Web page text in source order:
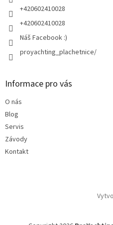
+420602410028
+420602410028
Náš Facebook :)
proyachting_plachetnice/
Informace pro vás
O nás
Blog
Servis
Závody
Kontakt